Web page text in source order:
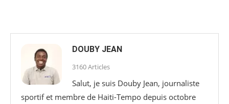
DOUBY JEAN
3160 Articles
Salut, je suis Douby Jean, journaliste
sportif et membre de Haiti-Tempo depuis octobre